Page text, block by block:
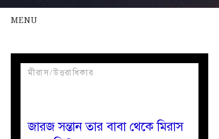
MENU
সকল
প্রবন্ধ
নারীদের
মীরাস/উত্তরাধিকার
জারজ সন্তান তার বাবা থেকে মিরাস